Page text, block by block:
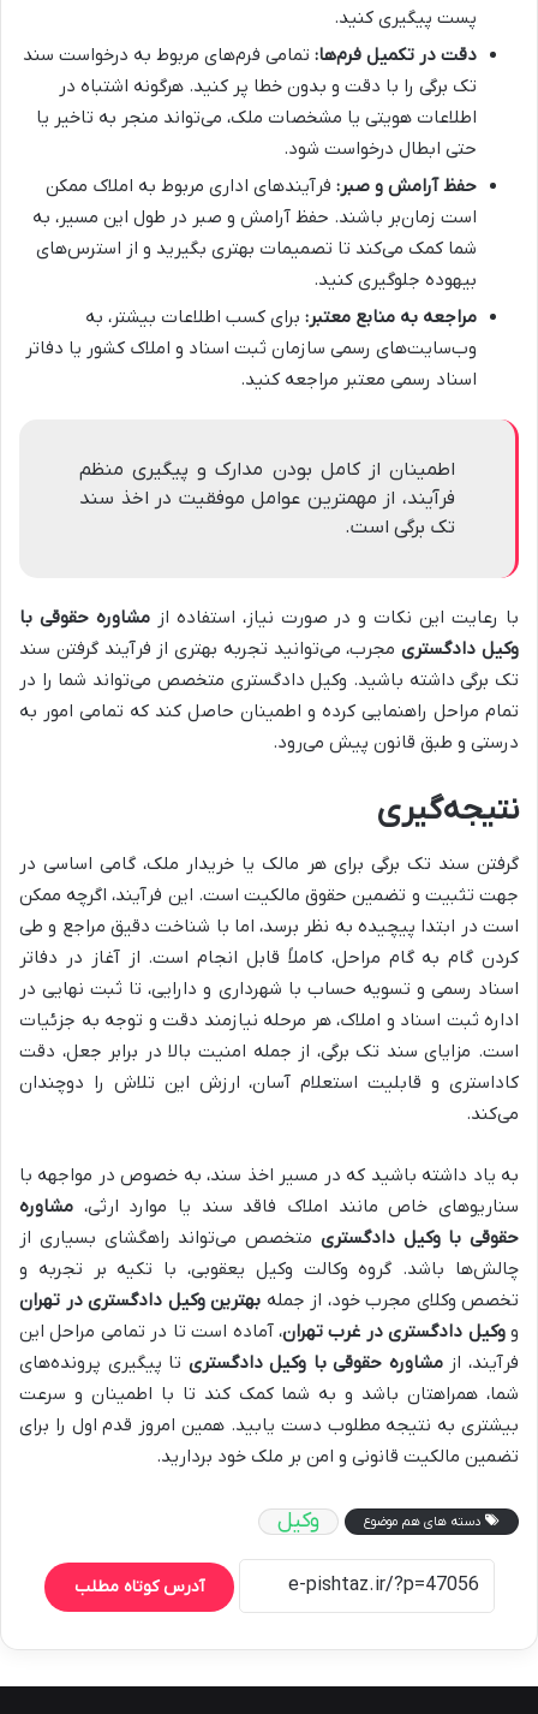
پست پیگیری کنید.
دقت در تکمیل فرم‌ها: تمامی فرم‌های مربوط به درخواست سند
تک برگی را با دقت و بدون خطا پر کنید. هرگونه اشتباه در
اطلاعات هویتی یا مشخصات ملک، می‌تواند منجر به تاخیر یا
حتی ابطال درخواست شود.
حفظ آرامش و صبر: فرآیندهای اداری مربوط به املاک ممکن
است زمان‌بر باشند. حفظ آرامش و صبر در طول این مسیر، به
شما کمک می‌کند تا تصمیمات بهتری بگیرید و از استرس‌های
بیهوده جلوگیری کنید.
مراجعه به منابع معتبر: برای کسب اطلاعات بیشتر، به
وب‌سایت‌های رسمی سازمان ثبت اسناد و املاک کشور یا دفاتر
اسناد رسمی معتبر مراجعه کنید.
اطمینان از کامل بودن مدارک و پیگیری منظم
فرآیند، از مهمترین عوامل موفقیت در اخذ سند
تک برگی است.
با رعایت این نکات و در صورت نیاز، استفاده ازمشاوره حقوقی با
وکیل دادگستریمجرب، می‌توانید تجربه بهتری از فرآیند گرفتن سند
تک برگی داشته باشید. وکیل دادگستری متخصص می‌تواند شما را در
تمام مراحل راهنمایی کرده و اطمینان حاصل کند که تمامی امور به
درستی و طبق قانون پیش می‌رود.
نتیجه‌گیری
گرفتن سند تک برگی برای هر مالک یا خریدار ملک، گامی اساسی در
جهت تثبیت و تضمین حقوق مالکیت است. این فرآیند، اگرچه ممکن
است در ابتدا پیچیده به نظر برسد، اما با شناخت دقیق مراجع و طی
کردن گام به گام مراحل، کاملاً قابل انجام است. از آغاز در دفاتر
اسناد رسمی و تسویه حساب با شهرداری و دارایی، تا ثبت نهایی در
اداره ثبت اسناد و املاک، هر مرحله نیازمند دقت و توجه به جزئیات
است. مزایای سند تک برگی، از جمله امنیت بالا در برابر جعل، دقت
کاداستری و قابلیت استعلام آسان، ارزش این تلاش را دوچندان
می‌کند.
به یاد داشته باشید که در مسیر اخذ سند، به خصوص در مواجهه با
سناریوهای خاص مانند املاک فاقد سند یا موارد ارثی، مشاوره
حقوقی با وکیل دادگستری متخصص می‌تواند راهگشای بسیاری از
چالش‌ها باشد. گروه وکالت وکیل یعقوبی، با تکیه بر تجربه و
تخصص وکلای مجرب خود، از جمله بهترین وکیل دادگستری در تهران
ووکیل دادگستری در غرب تهران، آماده است تا در تمامی مراحل این
فرآیند، ازمشاوره حقوقی با وکیل دادگستری تا پیگیری پرونده‌های
شما، همراهتان باشد و به شما کمک کند تا با اطمینان و سرعت
بیشتری به نتیجه مطلوب دست یابید. همین امروز قدم اول را برای
تضمین مالکیت قانونی و امن بر ملک خود بردارید.
دسته های هم موضوع وکیل
آدرس کوتاه مطلب